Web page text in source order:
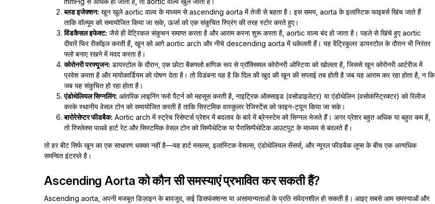
ब्लड इजेक्शन: खून खुले aortic वाल्व के माध्यम से ascending aorta में तेजी से बहता है। इस समय, aorta के इलास्टिक फाइबर्स खिंच जाते हैं
ताकि वॉल्यूम को समायोजित किया जा सके, ऊर्जा को एक संकुचित स्प्रिंग की तरह स्टोर करते हुए।
विंडकैसल इफेक्ट: जैसे ही वेंट्रिकल संकुचन समाप्त करता है और आराम करना शुरू करता है, aortic वाल्व बंद हो जाता है। पहले से खिंचे हुए aortic
दीवारें फिर रीकॉइल करती हैं, खून को आगे aortic arch और नीचे descending aorta में धकेलती हैं। यह वेंट्रिकुलर डायस्टोल के दौरान भी निरंतर
फ्लो बनाए रखने में मदद करता है।
कोरोनरी परफ्यूजन: डायस्टोल के दौरान, एक छोटा बैकफ्लो क्षणिक रूप से प्रॉक्सिमल कोरोनरी ओस्टिया को खोलता है, जिससे खून कोरोनरी आर्टरीज में
प्रवेश करता है और मायोकार्डियम को पोषण देता है। तो विडंबना यह है कि दिल की खुद की खून की सप्लाई तब होती है जब यह आराम कर रहा होता है, न कि
जब यह संकुचित हो रहा होता है।
एंडोथेलियल सिग्नलिंग: आंतरिक लाइनिंग फ्लो पैटर्न को महसूस करती है, नाइट्रिक ऑक्साइड (वसोडाइलेटर) या एंडोथेलिन (वसोकंस्ट्रिक्टर) को रिलीज
करके स्थानीय वेसल टोन को समायोजित करती है ताकि सिस्टमिक वास्कुलर रेजिस्टेंस को फाइन-ट्यून किया जा सके।
बारोरेसेप्टर फीडबैक: Aortic arch में स्ट्रेच रिसेप्टर्स प्रेशर में बदलाव के बारे में ब्रेनस्टेम को सिग्नल भेजते हैं। अगर प्रेशर बहुत अधिक या बहुत कम है,
तो रिफ्लेक्स पाथवे हार्ट रेट और सिस्टमिक वेसल टोन को सिम्पैथेटिक या पैरासिम्पैथेटिक आउटपुट के माध्यम से बदलते हैं।
तो हर बीट सिर्फ खून का एक साधारण धक्का नहीं है—यह हार्ट मसल्स, इलास्टिक वेसल्स, एंडोथेलियल सेंसर्स, और न्यूरल फीडबैक लूप्स के बीच एक अत्यधिक
समन्वित इंटरप्ले है।
Ascending Aorta को कौन सी समस्याएं प्रभावित कर सकती हैं?
Ascending aorta, अपनी मजबूत डिज़ाइन के बावजूद, कई डिसफंक्शन्स या असामान्यताओं के प्रति संवेदनशील हो सकती है। आइए सबसे आम समस्याओं और